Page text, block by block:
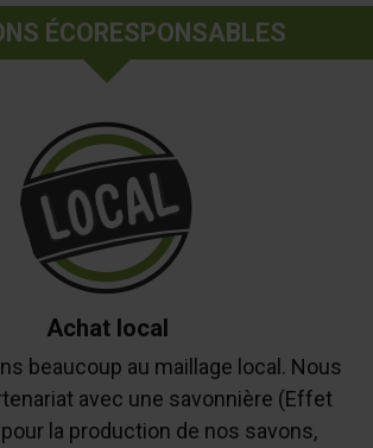
ÉCORESPONSABLES
Achat local
beaucoup au maillage local. Nous
avec une savonnière (Effet
la production de nos savons,